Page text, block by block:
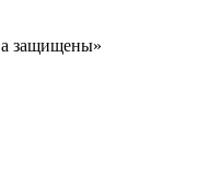
защищены»